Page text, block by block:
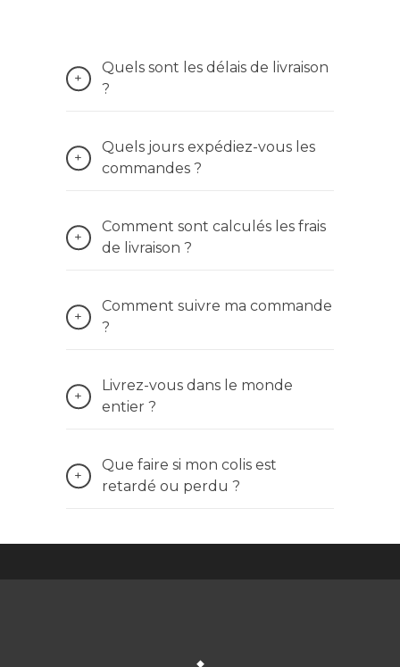
Quels sont les délais de livraison
?
Quels jours expédiez-vous les
commandes ?
Comment sont calculés les frais
de livraison ?
Comment suivre ma commande
?
Livrez-vous dans le monde
entier ?
Que faire si mon colis est
retardé ou perdu ?